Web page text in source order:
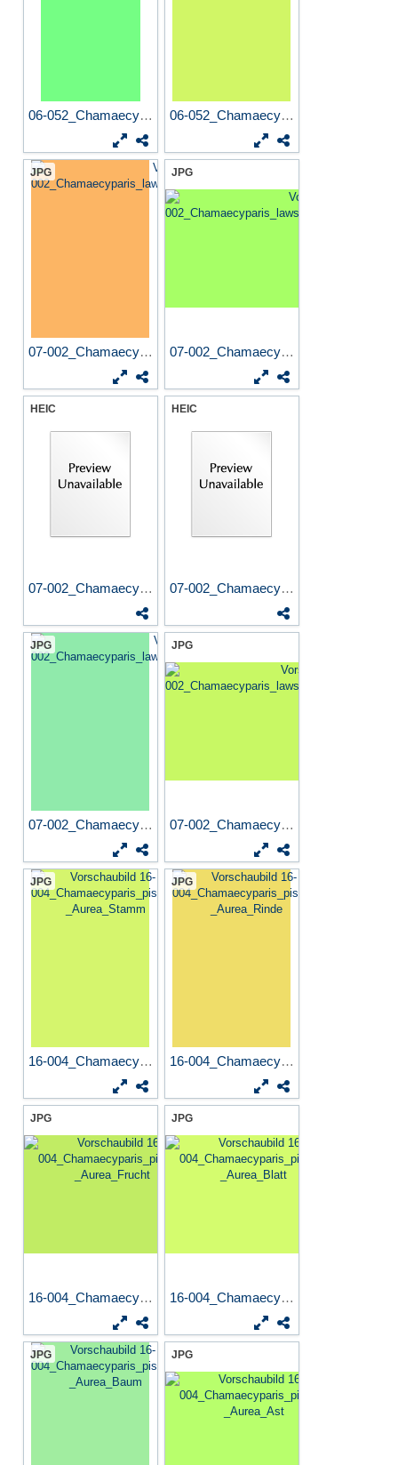
06-052_Chamaecyparis_pisife... 06-052_Chamaecyparis_pisife...
JPG
07-002_Chamaecyparis_lawson...
JPG
07-002_Chamaecyparis_lawson...
HEIC
07-002_Chamaecyparis_lawson...
HEIC
07-002_Chamaecyparis_lawson...
JPG
07-002_Chamaecyparis_lawson...
JPG
07-002_Chamaecyparis_lawson...
JPG
16-004_Chamaecyparis_pisife...
JPG
16-004_Chamaecyparis_pisife...
JPG
16-004_Chamaecyparis_pisife...
JPG
16-004_Chamaecyparis_pisife...
JPG JPG